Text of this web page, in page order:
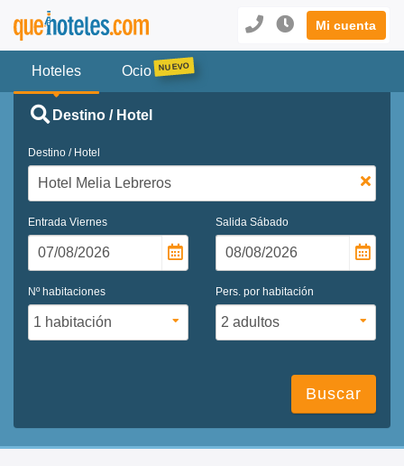
Mi cuenta
Hoteles Ocio
Destino / Hotel
Destino / Hotel
Entrada Viernes Salida Sábado
Nº habitaciones Pers. por habitación
Buscar